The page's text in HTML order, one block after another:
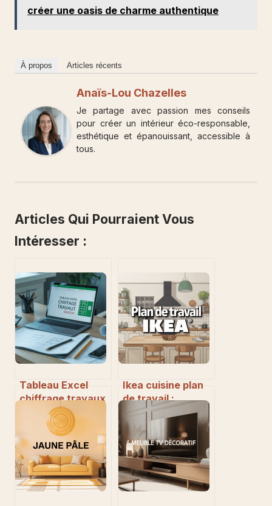
créer une oasis de charme authentique
À propos Articles récents
Anaïs-Lou Chazelles
Je partage avec passion mes conseils
pour créer un intérieur éco-responsable,
esthétique et épanouissant, accessible à
tous.
Articles Qui Pourraient Vous
Intéresser :
Tableau Excel
chiffrage travaux
gratuit : l’outil
malin pour estimer
vos coûts
Ikea cuisine plan
de travail :
comment bien
choisir et
aménager